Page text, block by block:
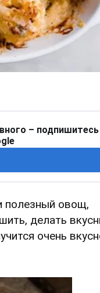
– подпишитесь
полезный овощ,
делать
очень